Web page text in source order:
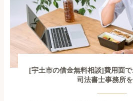
[宇土市の借金無料相談]費用面
司法書士事務所